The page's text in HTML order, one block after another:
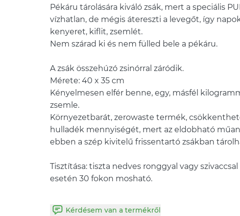
Pékáru tárolására kiváló zsák, mert a speciális
vízhatlan, de mégis átereszti a levegőt, így
kenyeret, kiflit, zsemlét.
Nem szárad ki és nem fülled bele a pékáru.
A zsák összehúzó zsinórral záródik.
Mérete: 40 x 35 cm
Kényelmesen elfér benne, egy, másfél
zsemle.
Környezetbarát, zerowaste termék,
hulladék mennyiségét, mert az eldobható
ebben a szép kivitelű frissentartó zsákban
Tisztítása: tiszta nedves ronggyal vagy
Kérdésem van a termékről